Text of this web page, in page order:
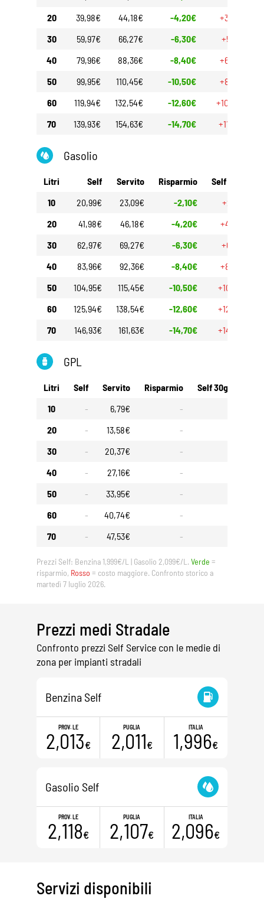
20
39,98€ 44,18€ -4,20€
+3,40€
30
59,97€ 66,27€ -6,30€
+5,10€
40
79,96€ 88,36€ -8,40€
+6,80€
50
99,95€ 110,45€ -10,50€
+8,50€
60
119,94€ 132,54€ -12,60€
+10,20€
70
139,93€ 154,63€ -14,70€ +11,90€
Gasolio
Litri Self Servito Risparmio Self 30gg
10
20,99€ 23,09€ -2,10€
+2,10€
20
41,98€ 46,18€ -4,20€
+4,20€
30
62,97€ 69,27€ -6,30€
+6,30€
40
83,96€ 92,36€ -8,40€
+8,40€
50
104,95€ 115,45€ -10,50€
+10,50€
60
125,94€ 138,54€ -12,60€
+12,60€
70
146,93€ 161,63€ -14,70€ +14,70€
GPL
Litri Self Servito Risparmio Self 30gg
10
- 6,79€ -
20
- 13,58€ -
30
- 20,37€ -
40
- 27,16€ -
50
- 33,95€ -
60
- 40,74€ -
70
- 47,53€ -
Prezzi Self: Benzina 1,999€/L | Gasolio 2,099€/L. Verde =
risparmio, Rosso = costo maggiore. Confronto storico a
martedì 7 luglio 2026.
Prezzi medi Stradale
Confronto prezzi Self Service con le medie di
zona per impianti stradali
Benzina Self
PROV. LE
2,013€
PUGLIA
2,011€
ITALIA
1,996€
Gasolio Self
PROV. LE
2,118€
PUGLIA
2,107€
ITALIA
2,096€
Servizi disponibili